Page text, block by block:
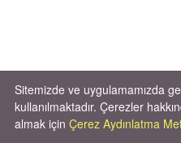
Sitemizde ve uygulamamızda
kullanılmaktadır. Çerezler
almak için Çerez Aydınlatma